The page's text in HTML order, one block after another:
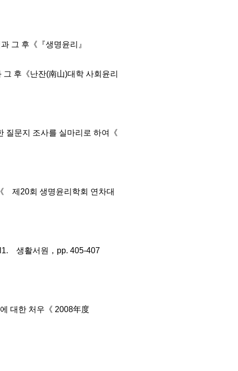
그 후《『생명윤리』
후《난잔(南山)대학 사회윤리
문지 조사를 실마리로 하여《
제20회 생명윤리학회 연차대
생활서원，pp. 405-407
대한 처우《 2008年度